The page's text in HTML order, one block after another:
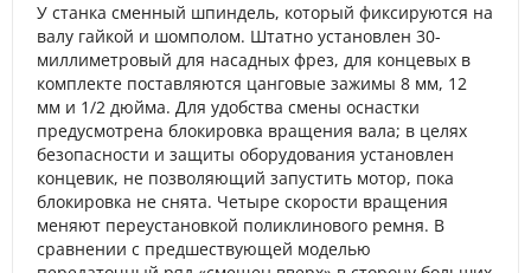
У станка сменный шпиндель, который фиксируются на
валу гайкой и шомполом. Штатно установлен 30-
миллиметровый для насадных фрез, для концевых в
комплекте поставляются цанговые зажимы 8 мм, 12
мм и 1/2 дюйма. Для удобства смены оснастки
предусмотрена блокировка вращения вала; в целях
безопасности и защиты оборудования установлен
концевик, не позволяющий запустить мотор, пока
блокировка не снята. Четыре скорости вращения
меняют переустановкой поликлинового ремня. В
сравнении с предшествующей моделью